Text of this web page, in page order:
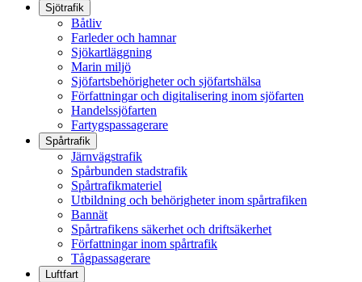
Sjötrafik
Båtliv
Farleder och hamnar
Sjökartläggning
Marin miljö
Sjöfartsbehörigheter och sjöfartshälsa
Författningar och digitalisering inom sjöfarten
Handelssjöfarten
Fartygspassagerare
Spårtrafik
Järnvägstrafik
Spårbunden stadstrafik
Spårtrafikmateriel
Utbildning och behörigheter inom spårtrafiken
Bannät
Spårtrafikens säkerhet och driftsäkerhet
Författningar inom spårtrafik
Tågpassagerare
Luftfart